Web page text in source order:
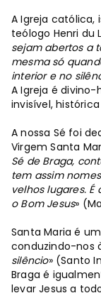
A Igreja católica,
teólogo Henri du
sejam abertos a
mesma só
interior e no
A Igreja é
invisível,
A nossa Sé foi
Virgem Santa
Sé de Braga,
tem assim
velhos lugares.
o Bom Jesus»
Santa Maria é
conduzindo-nos
silêncio» (Santo
Braga é
levar Jesus a